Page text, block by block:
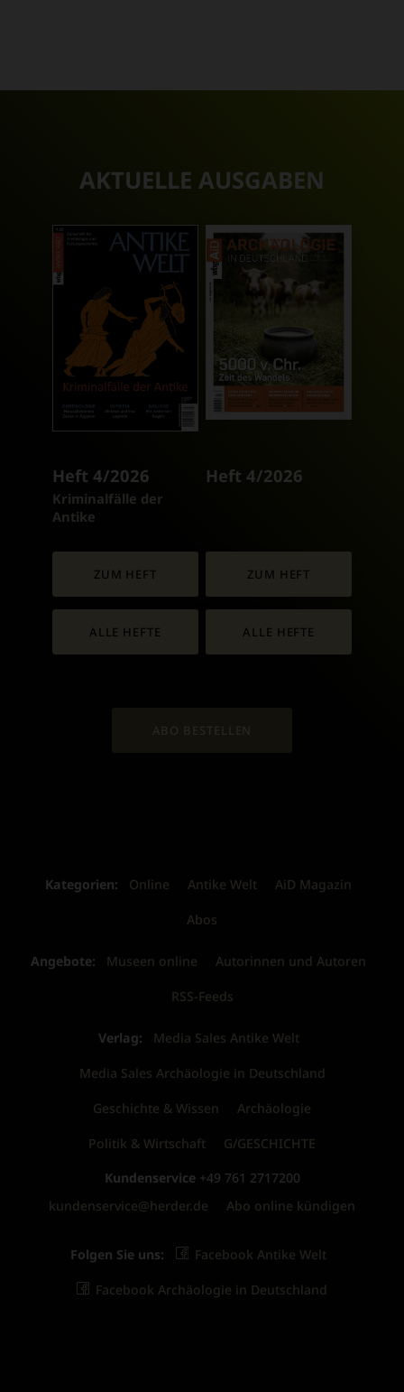
AKTUELLE AUSGABEN
Heft 4/2026
:
Kriminalfälle der
Antike
ZUM HEFT
ALLE HEFTE
Heft 4/2026
ZUM HEFT
ALLE HEFTE
ABO BESTELLEN
Kategorien: Online Antike Welt AiD Magazin
Abos
Angebote: Museen online Autorinnen und Autoren
RSS-Feeds
Verlag: Media Sales Antike Welt
Media Sales Archäologie in Deutschland
Geschichte & Wissen Archäologie
Politik & Wirtschaft G/GESCHICHTE
Kundenservice +49 761 2717200
kundenservice@herder.de
Abo online kündigen
Folgen Sie uns: Facebook Antike Welt
Facebook Archäologie in Deutschland